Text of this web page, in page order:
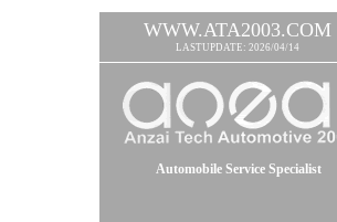
WWW.ATA2003.COM
LASTUPDATE: 2026/04/14
Automobile Service Specialist